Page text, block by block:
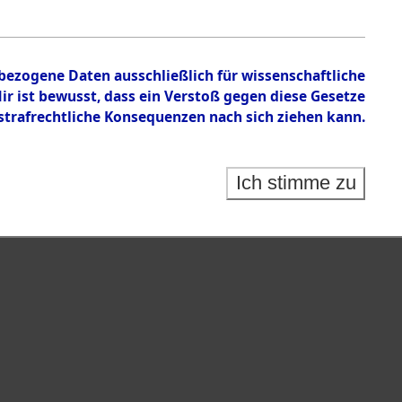
Daten ausschließlich für wissenschaftliche
bewusst, dass ein Verstoß gegen diese Gesetze
Konsequenzen nach sich ziehen kann.
Ich stimme zu